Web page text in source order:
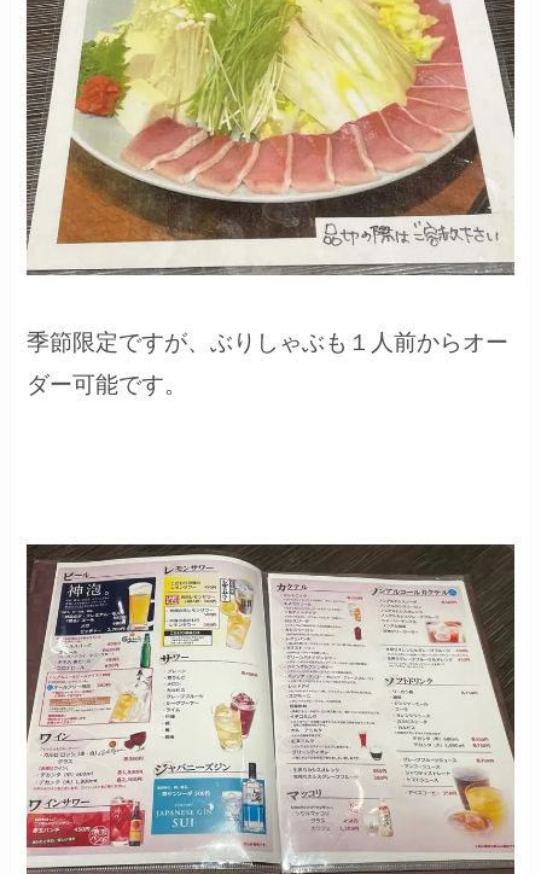
季節限定ですが、ぶりしゃぶも１人前からオー
ダー可能です。